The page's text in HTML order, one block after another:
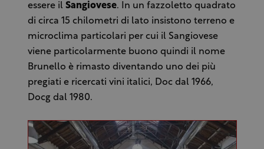
essere il Sangiovese. In un fazzoletto quadrato
di circa 15 chilometri di lato insistono terreno e
microclima particolari per cui il Sangiovese
viene particolarmente buono quindi il nome
Brunello è rimasto diventando uno dei più
pregiati e ricercati vini italici, Doc dal 1966,
Docg dal 1980.